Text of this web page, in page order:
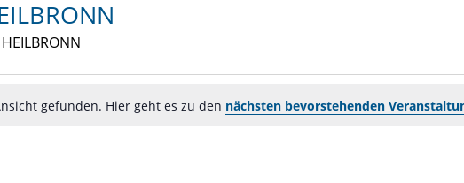
gefunden. Hier geht es zu den nächsten bevorstehenden